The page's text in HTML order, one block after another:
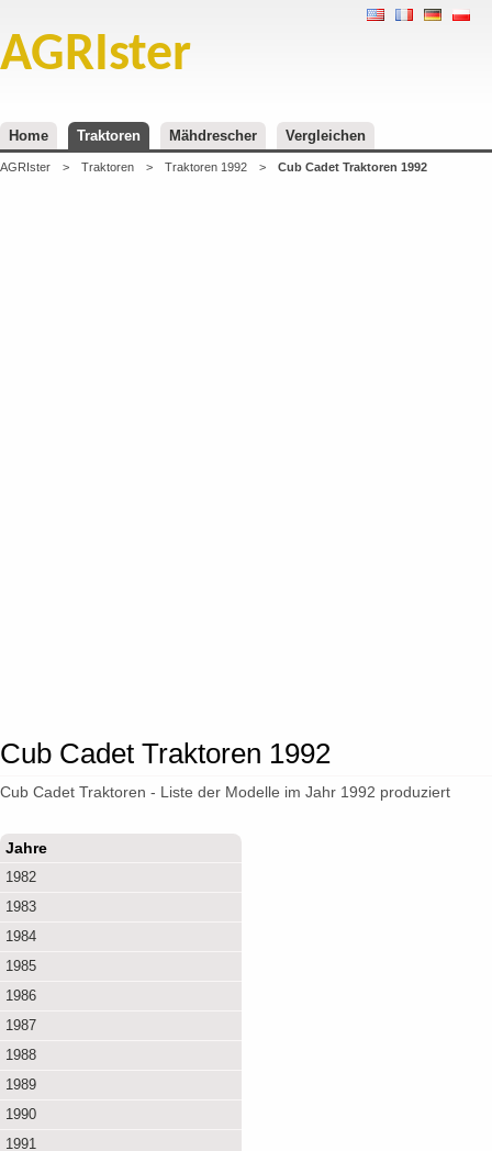
AGRIster
Home Traktoren Mähdrescher Vergleichen
AGRIster > Traktoren > Traktoren 1992 > Cub Cadet Traktoren 1992
Cub Cadet Traktoren 1992
Cub Cadet Traktoren - Liste der Modelle im Jahr 1992 produziert
Jahre
1982
1983
1984
1985
1986
1987
1988
1989
1990
1991